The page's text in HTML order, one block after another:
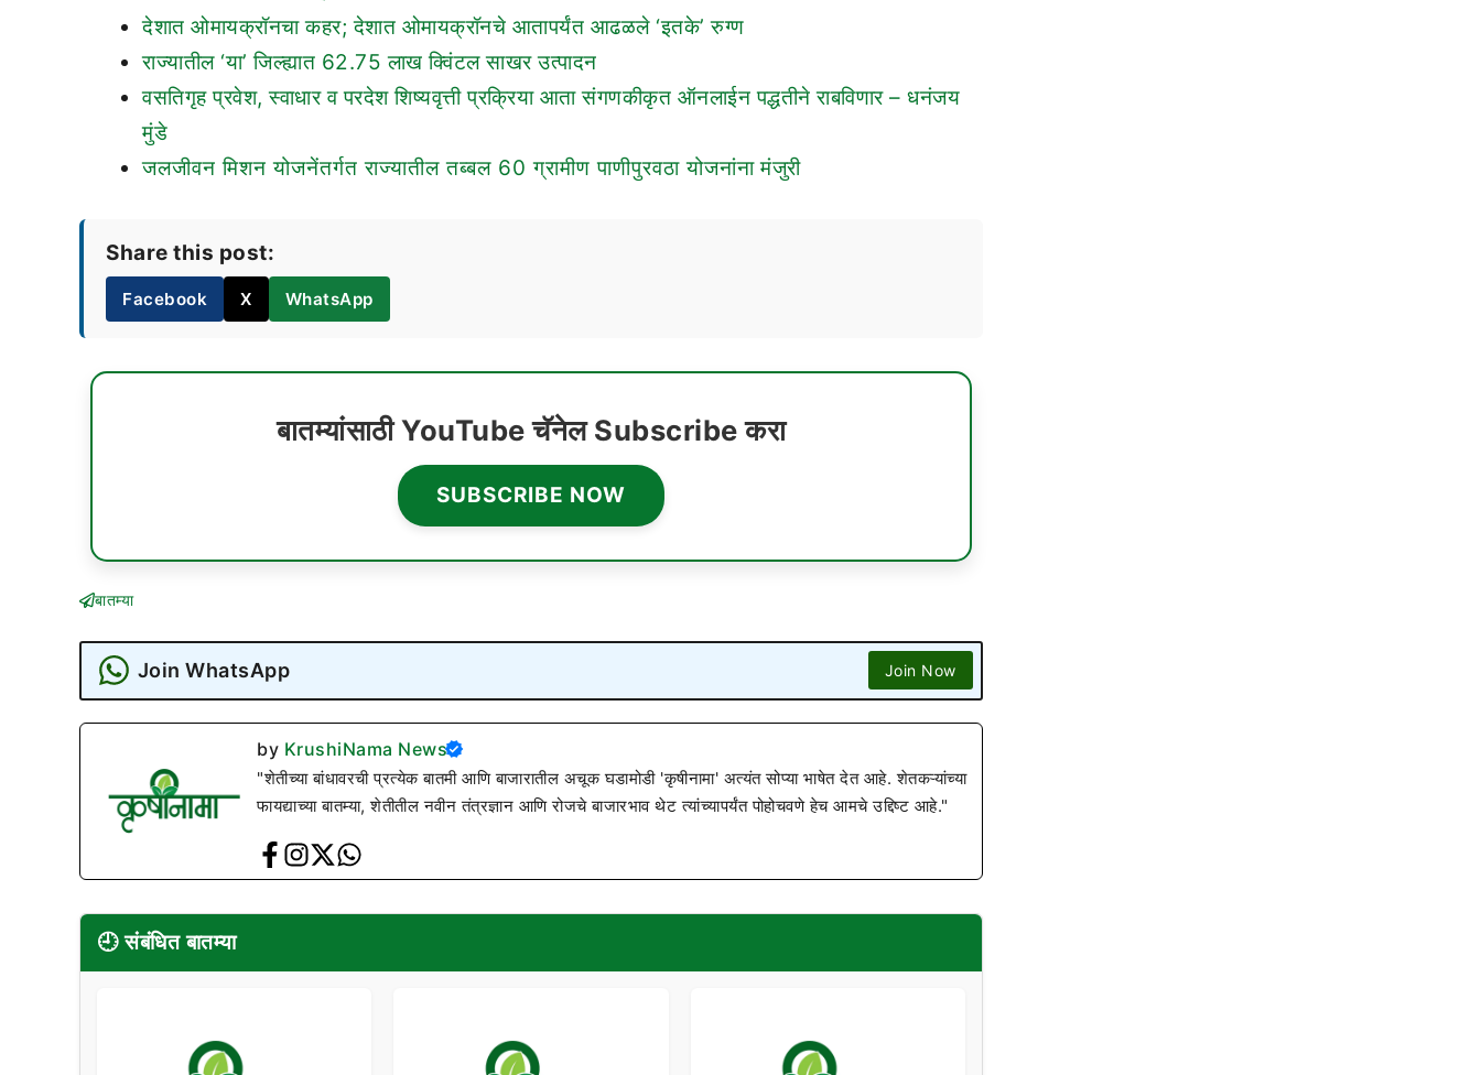
देशात ओमायक्रॉनचा कहर; देशात ओमायक्रॉनचे आतापर्यंत आढळले ‘इतके’ रुग्ण
राज्यातील ‘या’ जिल्ह्यात 62.75 लाख क्विंटल साखर उत्पादन
वसतिगृह प्रवेश, स्वाधार व परदेश शिष्यवृत्ती प्रक्रिया आता संगणकीकृत ऑनलाईन पद्धतीने राबविणार – धनंजय
मुंडे
जलजीवन मिशन योजनेंतर्गत राज्यातील तब्बल 60 ग्रामीण पाणीपुरवठा योजनांना मंजुरी
Share this post:
Facebook X WhatsApp
बातम्यांसाठी YouTube चॅनेल Subscribe करा
SUBSCRIBE NOW
बातम्या
Join WhatsApp Join Now
by KrushiNama News
"शेतीच्या बांधावरची प्रत्येक बातमी आणि बाजारातील अचूक घडामोडी 'कृषीनामा' अत्यंत सोप्या भाषेत देत आहे. शेतकऱ्यांच्या
फायद्याच्या बातम्या, शेतीतील नवीन तंत्रज्ञान आणि रोजचे बाजारभाव थेट त्यांच्यापर्यंत पोहोचवणे हेच आमचे उद्दिष्ट आहे."
🕘 संबंधित बातम्या